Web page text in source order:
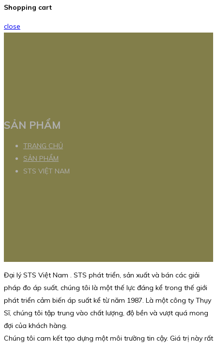
Shopping cart
close
SẢN PHẨM
TRANG CHỦ
SẢN PHẨM
STS VIỆT NAM
Đại lý STS Việt Nam . STS phát triển, sản xuất và bán các giải
pháp đo áp suất, chúng tôi là một thế lực đáng kể trong thế giới
phát triển cảm biến áp suất kể từ năm 1987. Là một công ty Thụy
Sĩ, chúng tôi tập trung vào chất lượng, độ bền và vượt quá mong
đợi của khách hàng.
Chúng tôi cam kết tạo dựng một môi trường tin cậy. Giá trị này rất